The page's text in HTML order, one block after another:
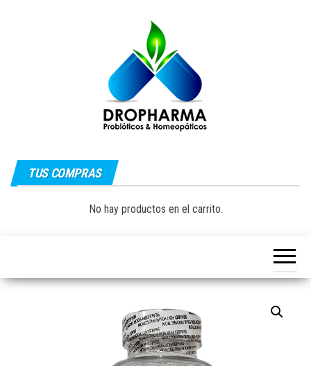
y Natural
Natural|
Guayaquil –
TUS COMPRAS
No hay productos en el carrito.